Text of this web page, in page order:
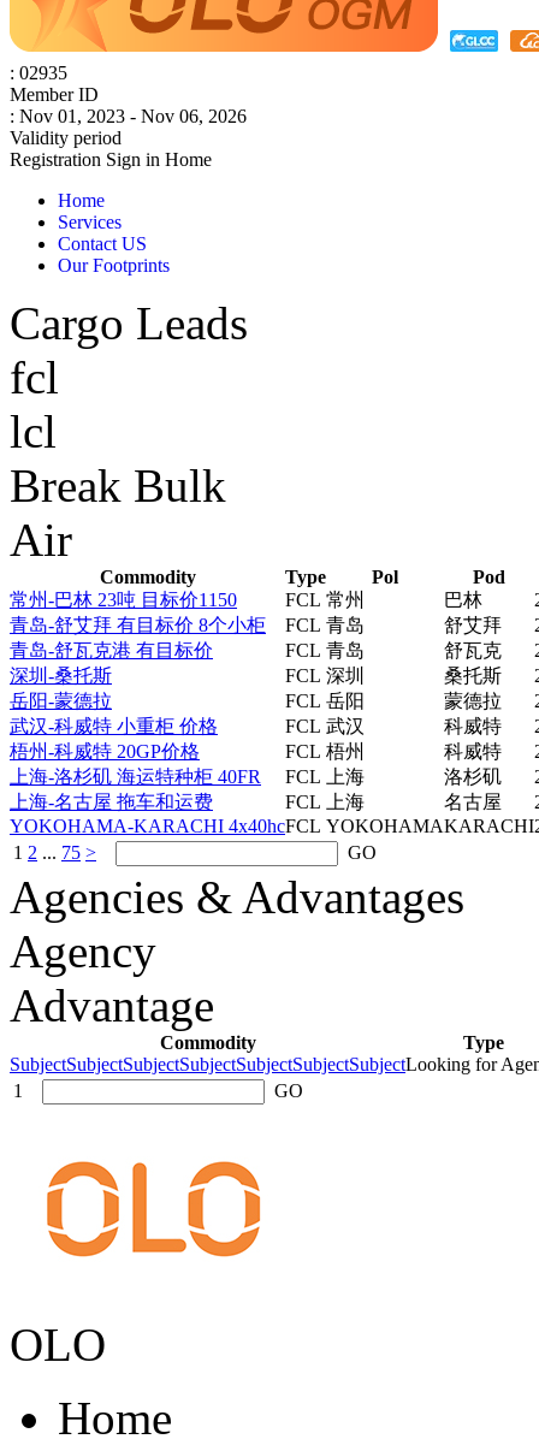
: 02935
Member ID
: Nov 01, 2023 - Nov 06, 2026
Validity period
Registration Sign in Home
Home
Services
Contact US
Our Footprints
Cargo Leads
fcl
lcl
Break Bulk
Air
Commodity Type Pol
Pod
常州-巴林 23吨 目标价1150
FCL 常州 巴林
青岛-舒艾拜 有目标价 8个小柜
FCL 青岛 舒艾拜
青岛-舒瓦克港 有目标价
FCL 青岛 舒瓦克
深圳-桑托斯
FCL 深圳 桑托斯
岳阳-蒙德拉
FCL 岳阳 蒙德拉
武汉-科威特 小重柜 价格
FCL 武汉 科威特
梧州-科威特 20GP价格
FCL 梧州 科威特
上海-洛杉矶 海运特种柜 40FR
FCL 上海 洛杉矶
上海-名古屋 拖车和运费
FCL 上海 名古屋
YOKOHAMA-KARACHI 4x40hcFCL YOKOHAMAKARACHI
1 2 ... 75 > GO
Agencies & Advantages
Agency
Advantage
Commodity
Type
SubjectSubjectSubjectSubjectSubjectSubjectSubjectLooking for
1
GO
OLO
Home